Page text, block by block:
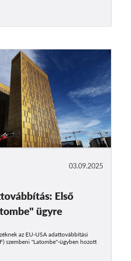
03.09.2025
Első
ügyre
az EU-USA adattovábbítási
szembeni "Latombe"-ügyben hozott